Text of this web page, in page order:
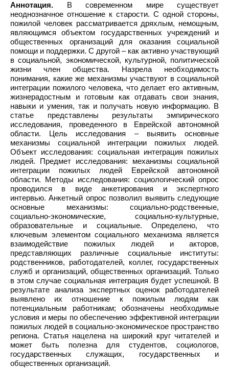
Аннотация. В современном мире существует
неоднозначное отношение к старости. С одной стороны,
пожилой человек рассматривается дряхлым, немощным,
являющимся объектом государственных учреждений и
общественных организаций для оказания социальной
помощи и поддержки. С другой – как активно участвующий
в социальной, экономической, культурной, политической
жизни член общества. Назрела необходимость
понимания, какие же механизмы участвуют в социальной
интеграции пожилого человека, что делает его активным,
жизнерадостным и готовым как отдавать свои знания,
навыки и умения, так и получать новую информацию. В
статье представлены результаты эмпирического
исследования, проведенного в Еврейской автономной
области. Цель исследования – выявить основные
механизмы социальной интеграции пожилых людей.
Объект исследования: социальная интеграция пожилых
людей. Предмет исследования: механизмы социальной
интеграции пожилых людей Еврейской автономной
области. Методы исследования: социологический опрос
проводился в виде анкетирования и экспертного
интервью. Анкетный опрос позволил выявить следующие
основные механизмы: социально-родственные,
социально-экономические, социально-культурные,
образовательные и социальные. Определено, что
ключевым элементом социального механизма является
взаимодействие пожилых людей и акторов,
представляющих различные социальные институты:
родственников, работодателей, коллег, государственных
служб и организаций, общественных организаций. Только
в этом случае социальная интеграция будет успешной. В
результате анализа экспертных оценок работодателей
выявлено их отношение к пожилым людям как
потенциальным работникам; обозначены необходимые
условия и меры по обеспечению эффективной интеграции
пожилых людей в социально-экономическое пространство
региона. Статья нацелена на широкий круг читателей и
может быть полезна для студентов, социологов,
государственных служащих, государственных и
общественных организаций.